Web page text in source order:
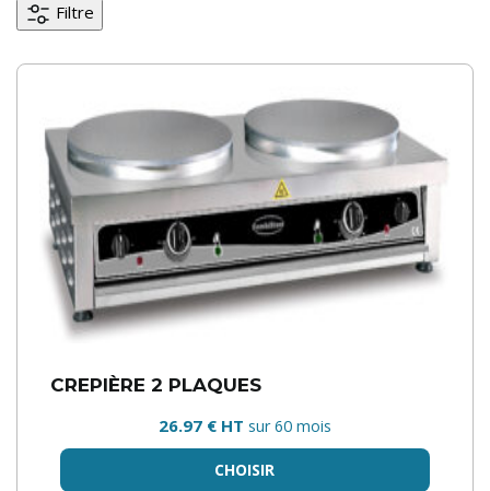
Filtre
CREPIÈRE 2 PLAQUES
26.97 € HT sur 60 mois
CHOISIR